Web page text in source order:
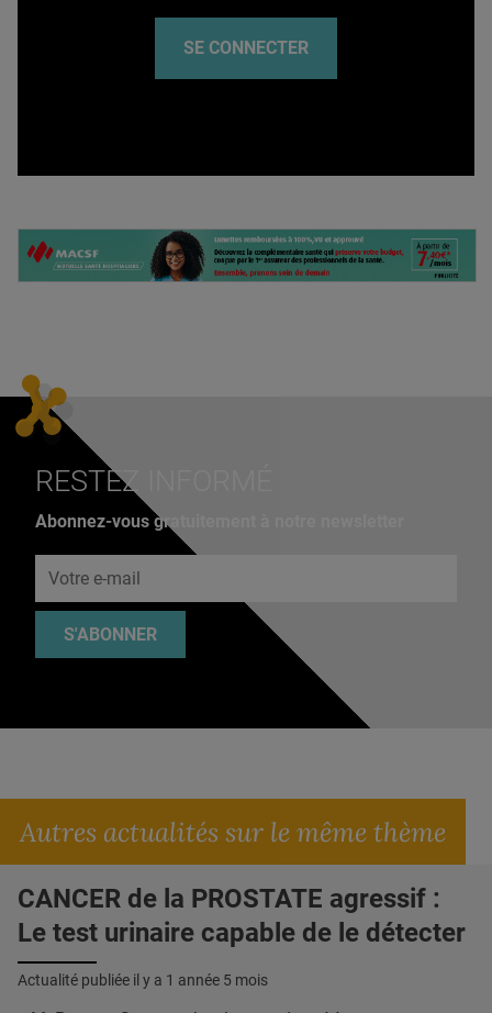
SE CONNECTER
RESTEZ INFORMÉ
Abonnez-vous gratuitement à notre newsletter
S'ABONNER
Autres actualités sur le même thème
CANCER de la PROSTATE agressif :
Le test urinaire capable de le détecter
Actualité publiée il y a 1 année 5 mois